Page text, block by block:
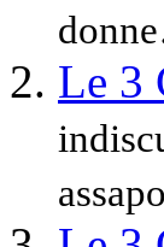
Le 3